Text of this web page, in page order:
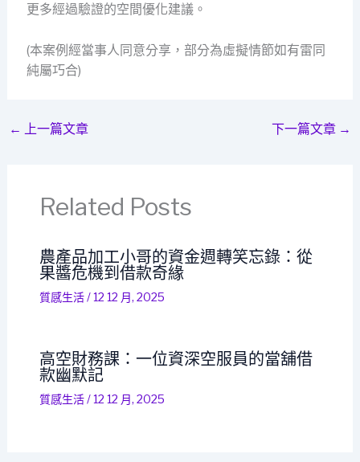
更多經過驗證的空間優化建議。
(本案例經當事人同意分享，部分為虛擬情節如有雷同
純屬巧合)
← 上一篇文章 下一篇文章 →
Related Posts
農產品加工小哥的資金週轉笑忘錄：從
果醬危機到借款奇緣
質感生活/12 12 月, 2025
高空財務課：一位資深空服員的當舖借
款幽默記
質感生活/12 12 月, 2025